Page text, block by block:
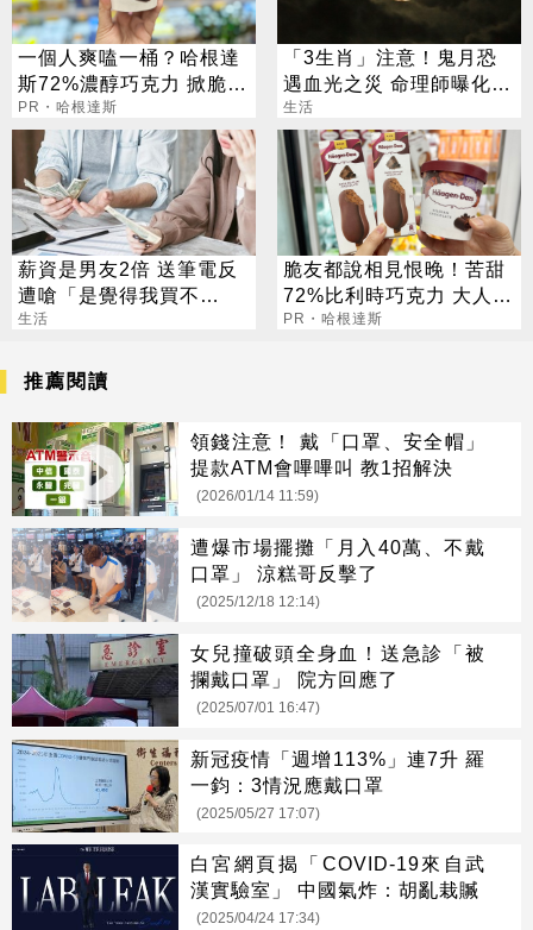
一個人爽嗑一桶？哈根達
斯72%濃醇巧克力 掀脆友
共鳴
PR・哈根達斯
「3生肖」注意！鬼月恐
遇血光之災 命理師曝化解
法
生活
薪資是男友2倍 送筆電反
遭嗆「是覺得我買不
起」？ 網齊勸快逃
生活
脆友都說相見恨晚！苦甜
72%比利時巧克力 大人味
爆紅！
PR・哈根達斯
推薦閱讀
領錢注意！ 戴「口罩、安全帽」
提款ATM會嗶嗶叫 教1招解決
(2026/01/14 11:59)
遭爆市場擺攤「月入40萬、不戴
口罩」 涼糕哥反擊了
(2025/12/18 12:14)
女兒撞破頭全身血！送急診「被
攔戴口罩」 院方回應了
(2025/07/01 16:47)
新冠疫情「週增113%」連7升 羅
一鈞：3情況應戴口罩
(2025/05/27 17:07)
白宮網頁揭「COVID-19來自武
漢實驗室」 中國氣炸：胡亂栽贓
(2025/04/24 17:34)